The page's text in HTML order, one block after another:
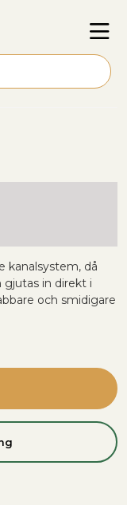
kanalsystem, då
gjutas in direkt i
och smidigare